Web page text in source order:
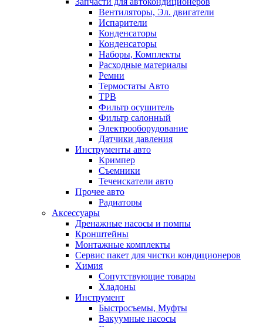
Вентиляторы, Эл. двигатели
Испарители
Конденсаторы
Конденсаторы
Наборы, Комплекты
Расходные материалы
Ремни
Термостаты Авто
ТРВ
Фильтр осушитель
Фильтр салонный
Электрооборудование
Датчики давления
Инструменты авто
Кримпер
Съемники
Течеискатели авто
Прочее авто
Радиаторы
Аксессуары
Дренажные насосы и помпы
Кронштейны
Монтажные комплекты
Сервис пакет для чистки кондиционеров
Химия
Сопутствующие товары
Хладоны
Инструмент
Быстросъемы, Муфты
Вакуумные насосы